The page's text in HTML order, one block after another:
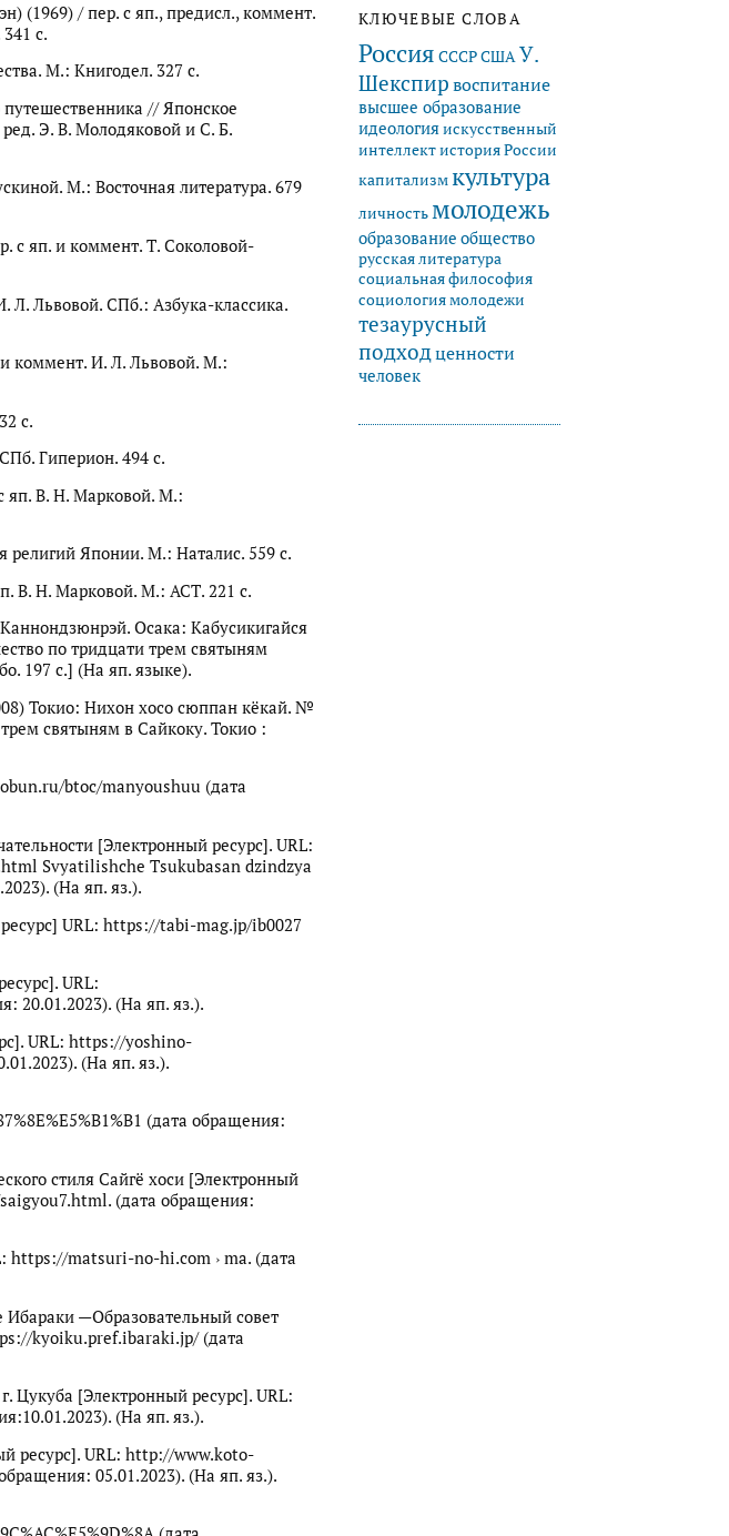
КЛЮЧЕВЫЕ СЛОВА
Россия СССРСШАУ.
Шекспир воспитание
высшее образование
идеологияискусственный
интеллектистория России
капитализм культура
личностьмолодежь
образование общество
русская литература
социальная философия
социология молодежи
тезаурусный
подходценности
человек
(1969) / пер. с яп., предисл., коммент.
с.
М.: Книгодел. 327 с.
// Японское
Э. В. Молодяковой и С. Б.
М.: Восточная литература. 679
с яп. и коммент. Т. Соколовой-
Л. Львовой. СПб.: Азбука-классика.
и коммент. И. Л. Львовой. М.:
с.
Гиперион. 494 с.
яп. В. Н. Марковой. М.:
религий Японии. М.: Наталис. 559 с.
В. Н. Марковой. М.: АСТ. 221 с.
Осака: Кабусикигайся
по тридцати трем святыням
197 с.] (На яп. языке).
Токио: Нихон хосо сюппан кёкай. №
святыням в Сайкоку. Токио :
btoc/manyoushuu (дата
[Электронный ресурс]. URL:
Svyatilishche Tsukubasan dzindzya
(На яп. яз.).
URL: https://tabi-mag.jp/ib0027
URL:
20.01.2023). (На яп. яз.).
URL: https://yoshino-
(На яп. яз.).
(дата обращения:
стиля Сайгё хоси [Электронный
(дата обращения:
https://matsuri-no-hi.com › ma. (дата
Ибараки —Образовательный совет
kyoiku.pref.ibaraki.jp/ (дата
Цукуба [Электронный ресурс]. URL:
(На яп. яз.).
ресурс]. URL: http://www.koto-
05.01.2023). (На яп. яз.).